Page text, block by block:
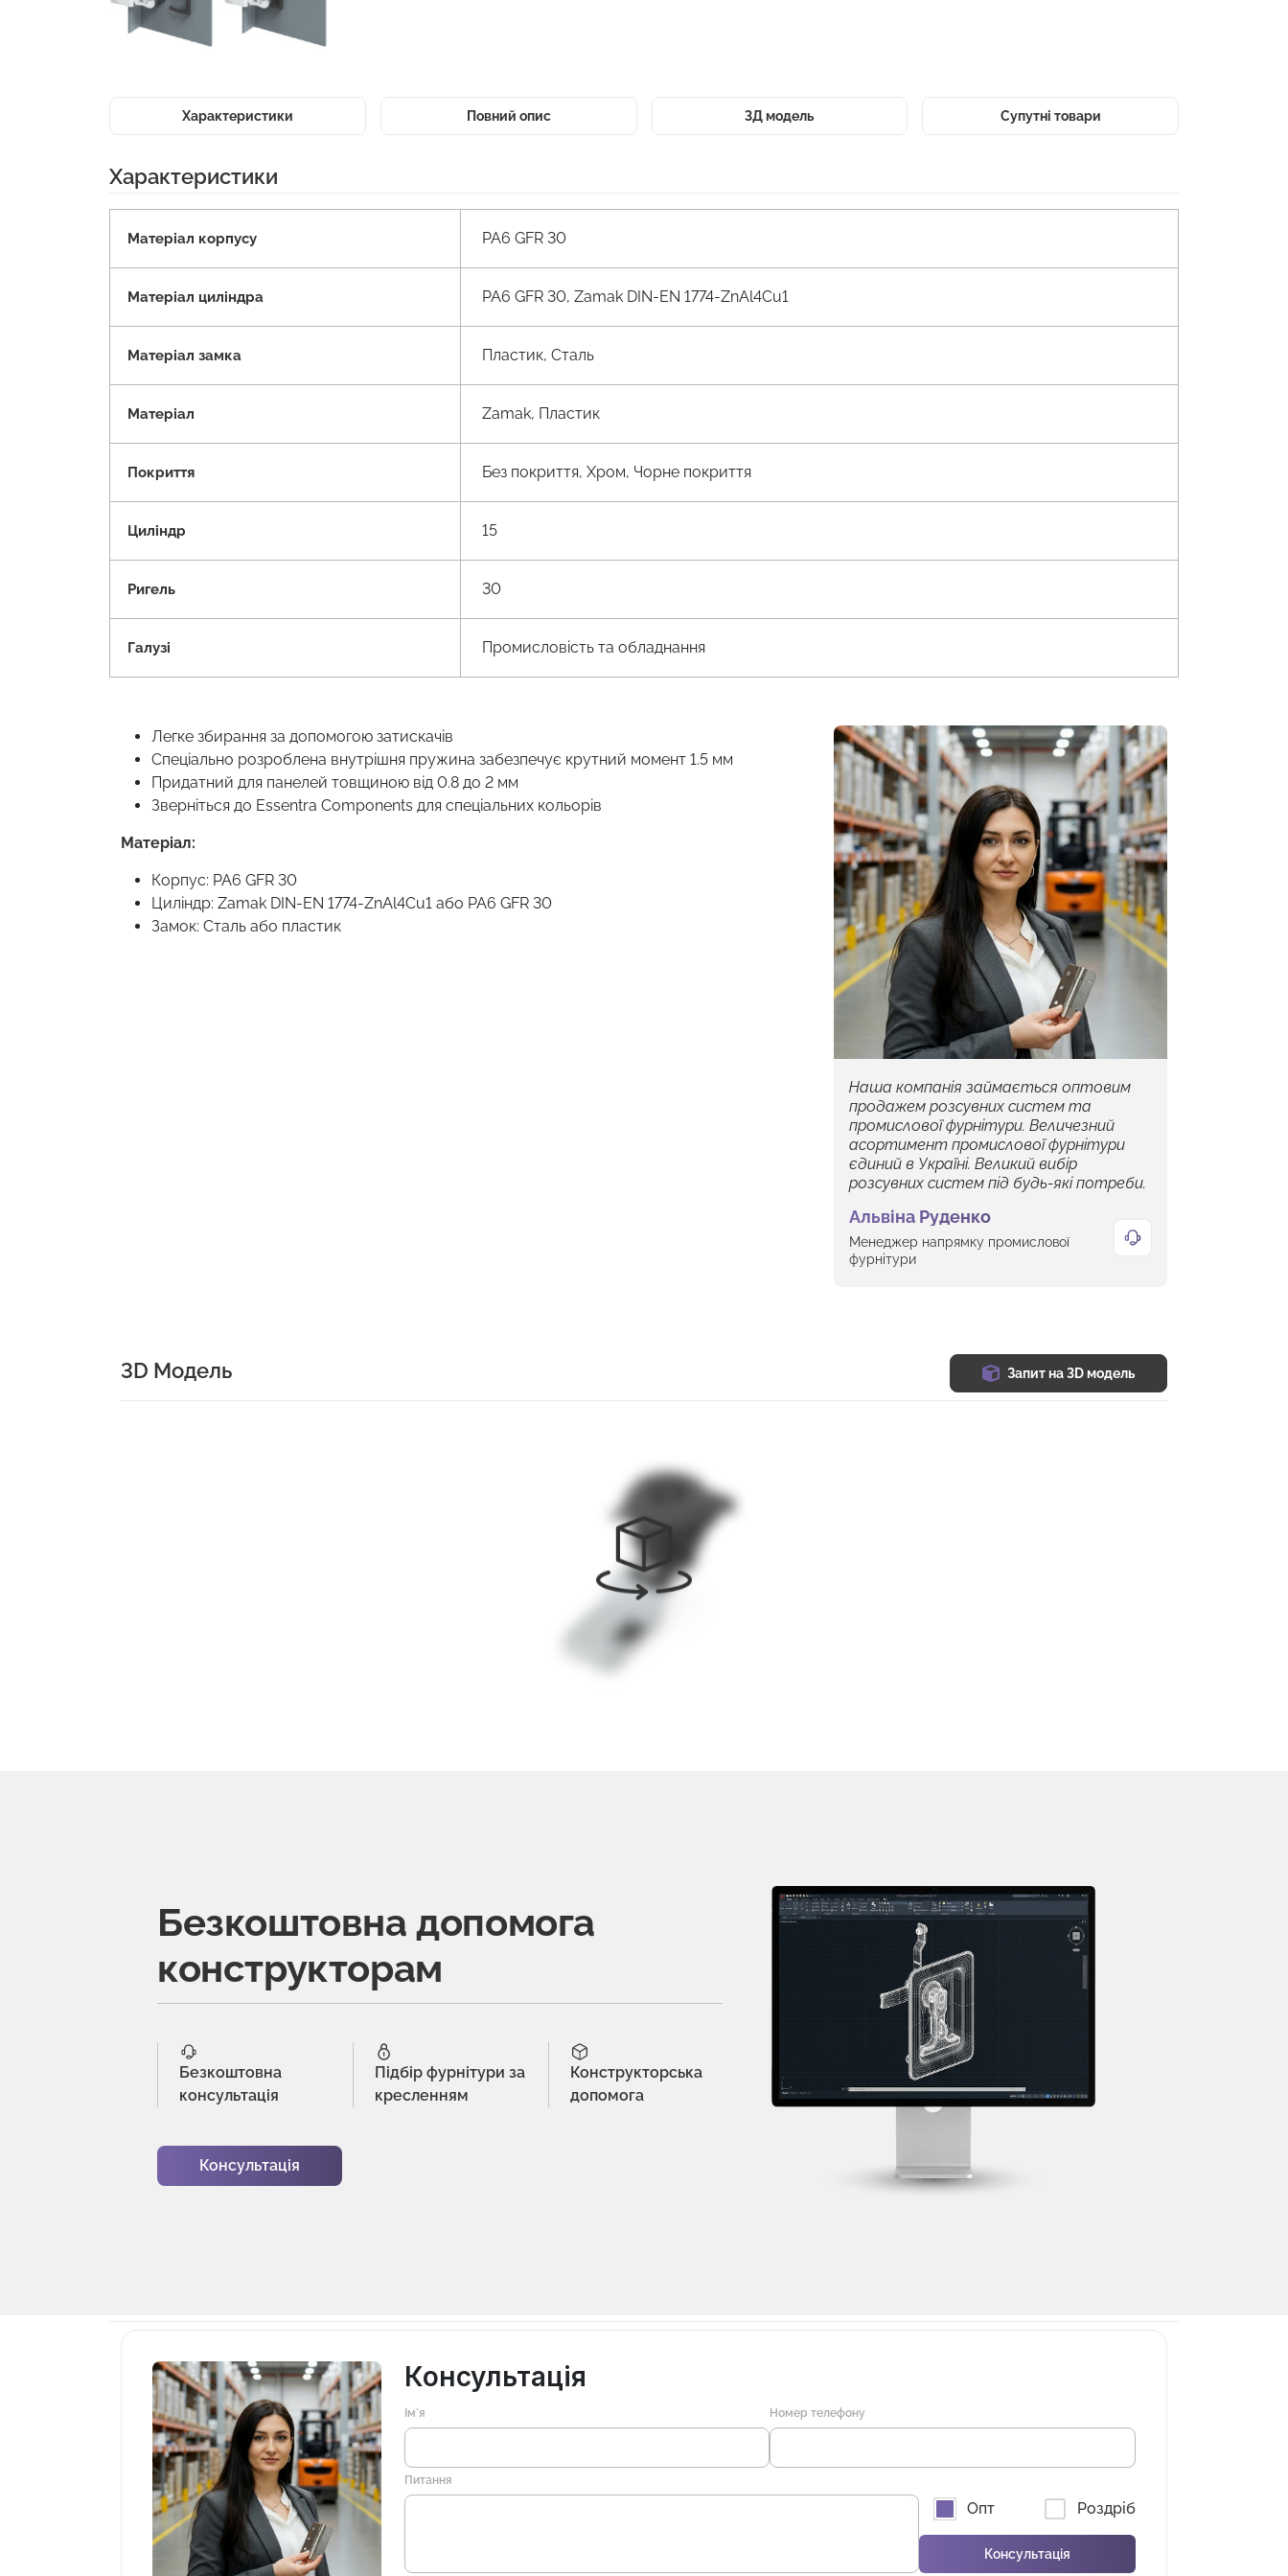
Характеристики Повний опис 3Д модель Супутні товари
Характеристики
Матеріал корпусу PA6 GFR 30
Матеріал циліндра PA6 GFR 30, Zamak DIN-EN 1774-ZnAl4Cu1
Матеріал замка Пластик, Сталь
Матеріал Zamak, Пластик
Покриття Без покриття, Хром, Чорне покриття
Циліндр 15
Ригель 30
Галузі Промисловість та обладнання
Легке збирання за допомогою затискачів
Спеціально розроблена внутрішня пружина забезпечує крутний момент 1.5 мм
Придатний для панелей товщиною від 0.8 до 2 мм
Зверніться до Essentra Components для спеціальних кольорів
Матеріал:
Корпус: PA6 GFR 30
Циліндр: Zamak DIN-EN 1774-ZnAl4Cu1 або PA6 GFR 30
Замок: Сталь або пластик
Наша компанія займається оптовим
продажем розсувних систем та
промислової фурнітури. Величезний
асортимент промислової фурнітури
єдиний в Україні. Великий вибір
розсувних систем під будь-які потреби.
Альвіна Руденко
Менеджер напрямку промислової
фурнітури
3D Модель Запит на 3D модель
Безкоштовна допомога
конструкторам
Безкоштовна
консультація
Підбір фурнітури за
кресленням
Конструкторська
допомога
Консультація
Консультація
Імʼя Номер телефону
Питання
Опт Роздріб